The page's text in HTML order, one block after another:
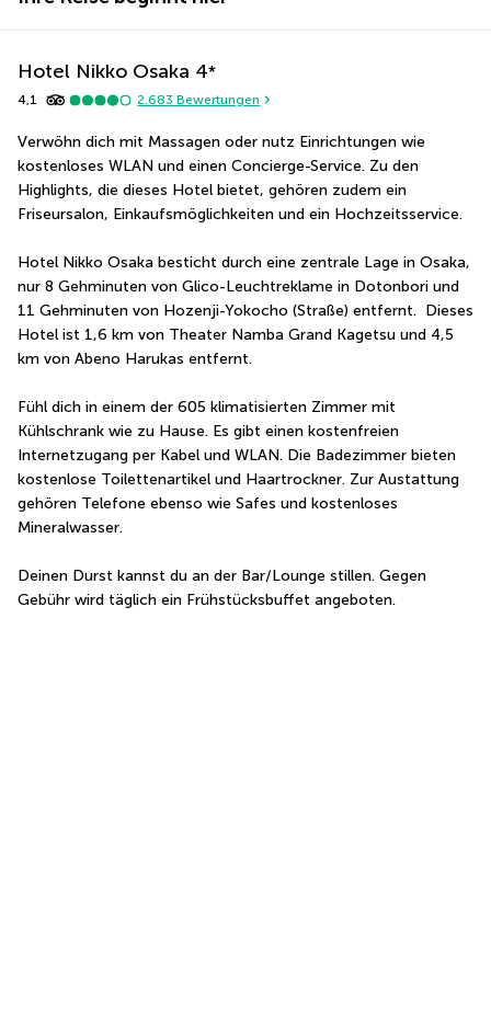
Hotel Nikko Osaka 4*
4,1 2.683 Bewertungen
Verwöhn dich mit Massagen oder nutz Einrichtungen wie
kostenloses WLAN und einen Concierge-Service. Zu den
Highlights, die dieses Hotel bietet, gehören zudem ein
Friseursalon, Einkaufsmöglichkeiten und ein Hochzeitsservice.
Hotel Nikko Osaka besticht durch eine zentrale Lage in Osaka,
nur 8 Gehminuten von Glico-Leuchtreklame in Dotonbori und
11 Gehminuten von Hozenji-Yokocho (Straße) entfernt.  Dieses
Hotel ist 1,6 km von Theater Namba Grand Kagetsu und 4,5
km von Abeno Harukas entfernt.
Fühl dich in einem der 605 klimatisierten Zimmer mit
Kühlschrank wie zu Hause. Es gibt einen kostenfreien
Internetzugang per Kabel und WLAN. Die Badezimmer bieten
kostenlose Toilettenartikel und Haartrockner. Zur Austattung
gehören Telefone ebenso wie Safes und kostenloses
Mineralwasser.
Deinen Durst kannst du an der Bar/Lounge stillen. Gegen
Gebühr wird täglich ein Frühstücksbuffet angeboten.